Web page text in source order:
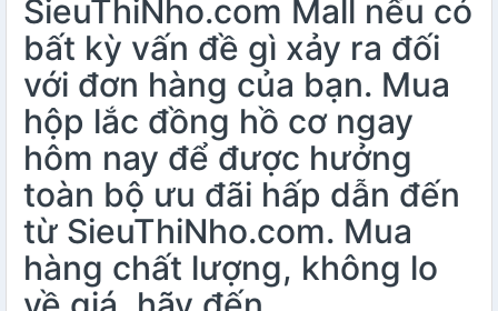
SieuThiNho.com Mall nếu có
bất kỳ vấn đề gì xảy ra đối
với đơn hàng của bạn. Mua
hộp lắc đồng hồ cơ ngay
hôm nay để được hưởng
toàn bộ ưu đãi hấp dẫn đến
từ SieuThiNho.com. Mua
hàng chất lượng, không lo